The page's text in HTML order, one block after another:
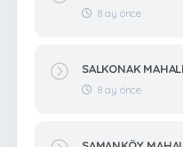
8 ay önce
SALKONAK
8 ay önce